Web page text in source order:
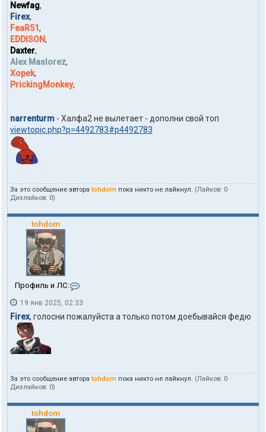
m
Newfag,
Firex,
FeaR51 ,
EDDISON,
Daxter,
Alex Maslorez,
Xopek,
PrickingMonkey,
narrenturm - Халфа2 не вылетает - дополни свой топ
viewtopic.php?p=4492783#p4492783
За это сообщение автораtohdom пока никто не лайкнул. (Лайков: 0 ·
Дизлайков: 0)
tohdom
Профиль и ЛС:
н
т
а
л
о
19 янв 2025, 02:33
Firex, голосни пожалуйста а только потом доебывайся федю
За это сообщение автораtohdom пока никто не лайкнул. (Лайков: 0 ·
Дизлайков: 0)
tohdom